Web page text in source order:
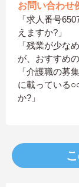
お問い合わせ
「求人番号
えますか?」
「残業が少な
が、おすすめ
「介護職の募
に載っている
か?」